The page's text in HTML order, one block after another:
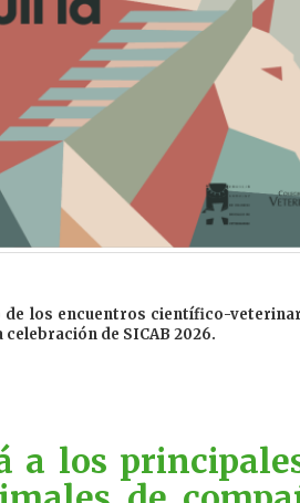
de los encuentros científico-
de SICAB 2026.
a los